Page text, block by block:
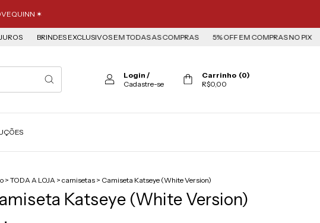
✶
BRINDES EXCLUSIVOS EM TODAS AS COMPRAS 5% OFF EM COMPRAS NO PIX
Login /
Cadastre-se
Carrinho (0)
R$0,00
> TODA A LOJA > camisetas > Camiseta Katseye (White Version)
Katseye (White Version)